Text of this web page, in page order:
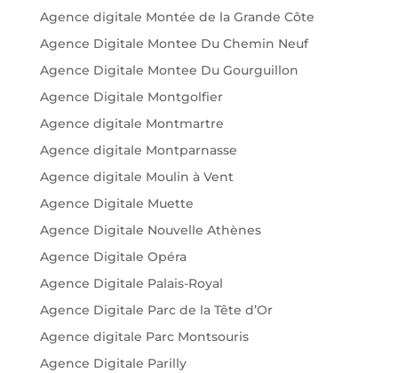
Agence digitale Montée de la Grande Côte
Agence Digitale Montee Du Chemin Neuf
Agence Digitale Montee Du Gourguillon
Agence Digitale Montgolfier
Agence digitale Montmartre
Agence digitale Montparnasse
Agence digitale Moulin à Vent
Agence Digitale Muette
Agence Digitale Nouvelle Athènes
Agence Digitale Opéra
Agence Digitale Palais-Royal
Agence Digitale Parc de la Tête d’Or
Agence digitale Parc Montsouris
Agence Digitale Parilly